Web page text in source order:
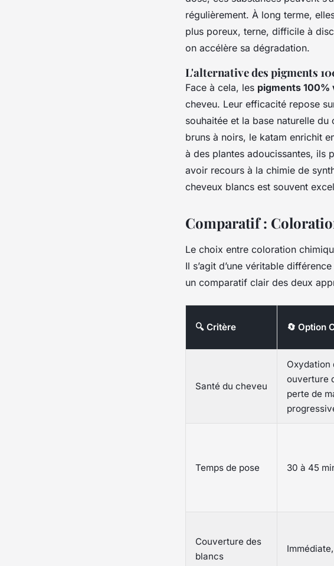
régulièrement. À long terme,
plus poreux, terne, difficile à
on accélère sa dégradation.
L'alternative des pigments
Face à cela, les pigments 100%
cheveu. Leur efficacité repose
souhaitée et la base naturelle
bruns à noirs, le katam enrichit
à des plantes adoucissantes, ils
avoir recours à la chimie de
cheveux blancs est souvent
Comparatif :
Le choix entre coloration
Il s’agit d’une véritable
un comparatif clair des deux
🔍 Critère 🔄 Option
Santé du cheveu
Oxydation
ouverture
perte de
Temps de pose 30 à 45
Couverture des
blancs